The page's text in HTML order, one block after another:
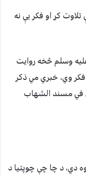
کړ او فکر یې نه
وسلم څخه روایت
وي، خبري مي ذکر
في مسند الشهاب
د چا چې چوپتیا د